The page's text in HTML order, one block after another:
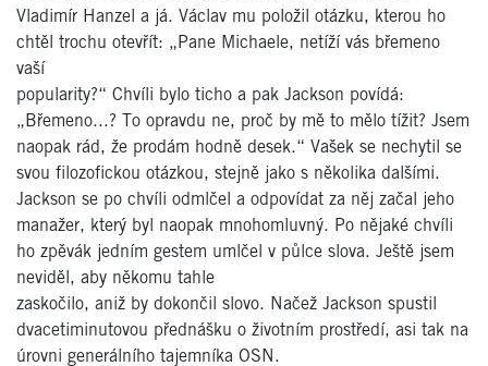
Vladimír Hanzel a já. Václav mu položil otázku, kterou ho
chtěl trochu otevřít: „Pane Michaele, netíží vás břemeno
vaší
popularity?“ Chvíli bylo ticho a pak Jackson povídá:
„Břemeno...? To opravdu ne, proč by mě to mělo tížit? Jsem
naopak rád, že prodám hodně desek.“ Vašek se nechytil se
svou filozofickou otázkou, stejně jako s několika dalšími.
Jackson se po chvíli odmlčel a odpovídat za něj začal jeho
manažer, který byl naopak mnohomluvný. Po nějaké chvíli
ho zpěvák jedním gestem umlčel v půlce slova. Ještě jsem
neviděl, aby někomu tahle
zaskočilo, aniž by dokončil slovo. Načež Jackson spustil
dvacetiminutovou přednášku o životním prostředí, asi tak na
úrovni generálního tajemníka OSN.